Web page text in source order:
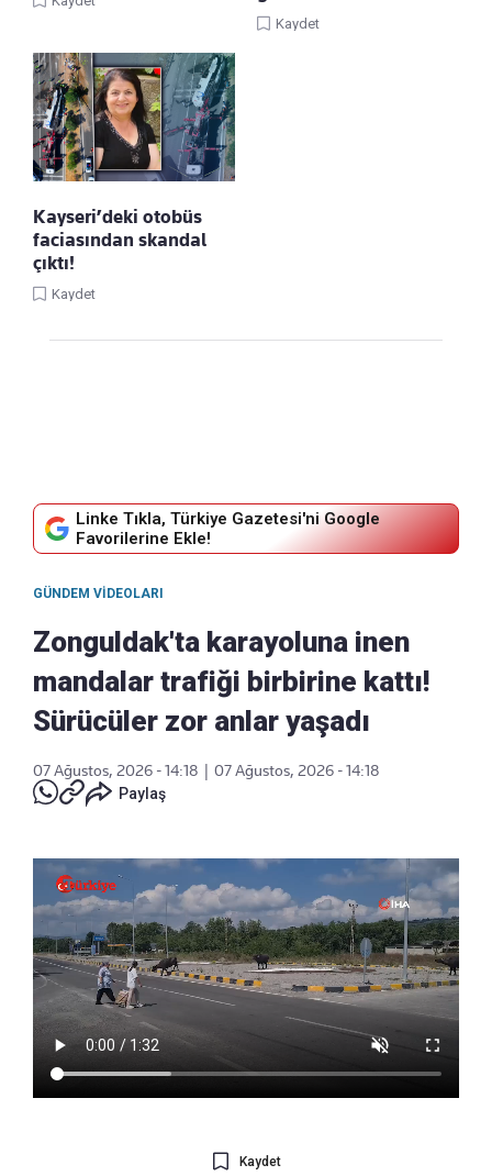
Kaydet
Kayseri’deki otobüs
faciasından skandal
çıktı!
Kaydet
Linke Tıkla, Türkiye Gazetesi'ni Google
Favorilerine Ekle!
GÜNDEM VIDEOLARI
Zonguldak'ta karayoluna inen
mandalar trafiği birbirine kattı!
Sürücüler zor anlar yaşadı
07 Ağustos, 2026 - 14:18
07 Ağustos, 2026 - 14:18
Paylaş
Kaydet